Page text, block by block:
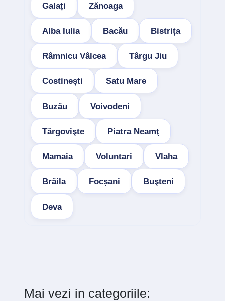
Galați Zănoaga
Alba Iulia Bacău Bistrița
Râmnicu Vâlcea Târgu Jiu
Costinești Satu Mare
Buzău Voivodeni
Târgovişte Piatra Neamţ
Mamaia Voluntari Vlaha
Brăila Focșani Buşteni
Deva
Mai vezi in categoriile: